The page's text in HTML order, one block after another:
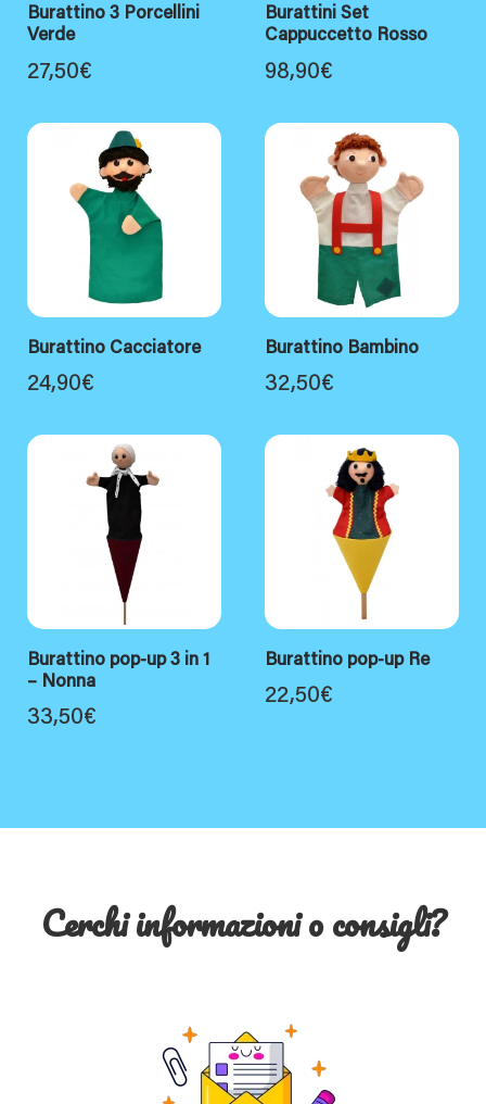
Burattino 3 Porcellini
Verde
27,50€
Burattini Set
Cappuccetto Rosso
98,90€
Burattino Cacciatore
24,90€
Burattino Bambino
32,50€
Burattino pop-up 3 in 1
– Nonna
33,50€
Burattino pop-up Re
22,50€
Cerchi informazioni o consigli?